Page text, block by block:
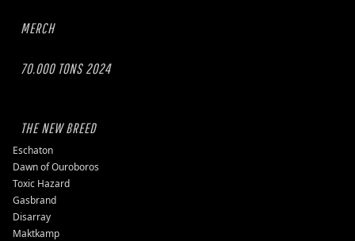
MERCH
70.000 TONS 2024
THE NEW BREED
Eschaton
Dawn of Ouroboros
Toxic Hazard
Gasbrand
Disarray
Maktkamp